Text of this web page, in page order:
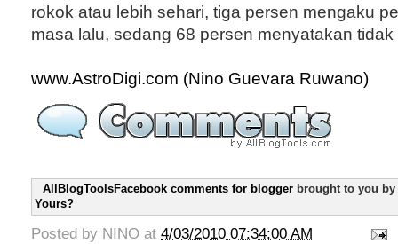
rokok atau lebih sehari, tiga persen mengaku
masa lalu, sedang 68 persen menyatakan
www.AstroDigi.com (Nino Guevara Ruwano)
AllBlogToolsFacebook comments for blogger brought to you by
Yours?
Posted by NINO at 4/03/2010 07:34:00 AM